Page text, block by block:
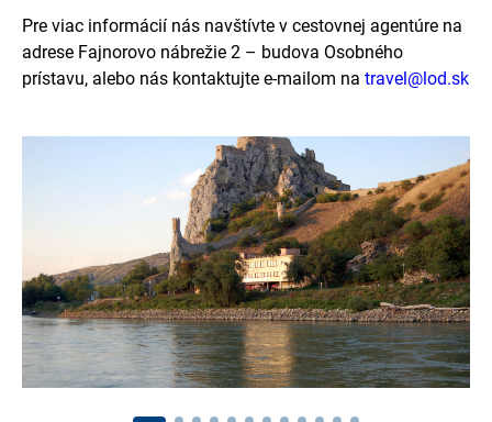
Pre viac informácií nás navštívte v cestovnej agentúre na
adrese Fajnorovo nábrežie 2 – budova Osobného
prístavu, alebo nás kontaktujte e-mailom na travel@lod.sk